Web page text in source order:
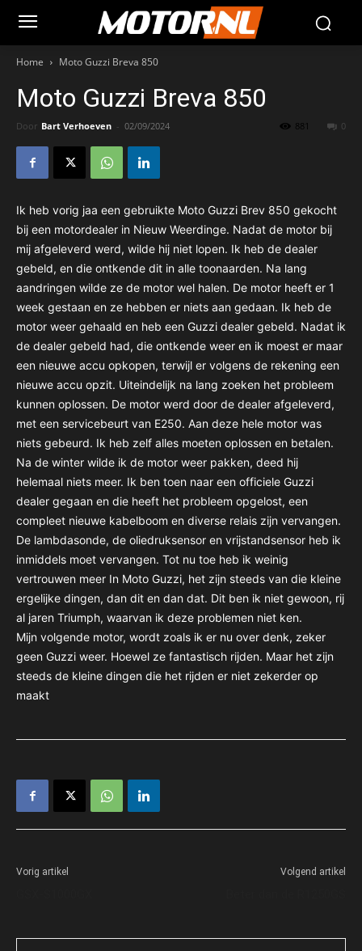
Home Moto Guzzi Breva 850
Moto Guzzi Breva 850
Door Bart Verhoeven - 02/09/2024 0
881
Ik heb vorig jaa een gebruikte Moto Guzzi Brev 850 gekocht
bij een motordealer in Nieuw Weerdinge. Nadat de motor bij
mij afgeleverd werd, wilde hij niet lopen. Ik heb de dealer
gebeld, en die ontkende dit in alle toonaarden. Na lang
aandringen wilde ze de motor wel halen. De motor heeft er 1
week gestaan en ze hebben er niets aan gedaan. Ik heb de
motor weer gehaald en heb een Guzzi dealer gebeld. Nadat ik
de dealer gebeld had, die ontkende weer en ik moest er maar
een nieuwe accu opkopen, terwijl er volgens de rekening een
nieuwe accu opzit. Uiteindelijk na lang zoeken het probleem
kunnen oplossen. De motor werd door de dealer afgeleverd,
met een servicebeurt van E250. Aan deze hele motor was
niets gebeurd. Ik heb zelf alles moeten oplossen en betalen.
Na de winter wilde ik de motor weer pakken, deed hij
helemaal niets meer. Ik ben toen naar een officiele Guzzi
dealer gegaan en die heeft het probleem opgelost, een
compleet nieuwe kabelboom en diverse relais zijn vervangen.
De lambdasonde, de oliedruksensor en vrijstandsensor heb ik
inmiddels moet vervangen. Tot nu toe heb ik weinig
vertrouwen meer In Moto Guzzi, het zijn steeds van die kleine
ergelijke dingen, dan dit en dan dat. Dit ben ik niet gewoon, rij
al jaren Triumph, waarvan ik deze problemen niet ken.
Mijn volgende motor, wordt zoals ik er nu over denk, zeker
geen Guzzi weer. Hoewel ze fantastisch rijden. Maar het zijn
steeds de kleine dingen die het rijden er niet zekerder op
maakt
Vorig artikel Volgend artikel